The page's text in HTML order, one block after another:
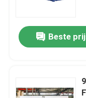
Cummins-Diesel
Fawde Diesel
Beste